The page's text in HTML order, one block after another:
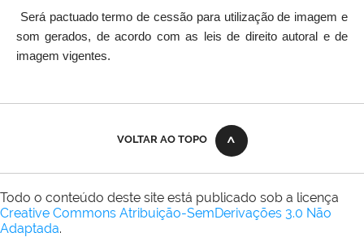
Será pactuado termo de cessão para utilização de imagem e
som gerados, de acordo com as leis de direito autoral e de
imagem vigentes.
VOLTAR AO TOPO
Todo o conteúdo deste site está publicado sob a licença
Creative Commons Atribuição-SemDerivações 3.0 Não
Adaptada.